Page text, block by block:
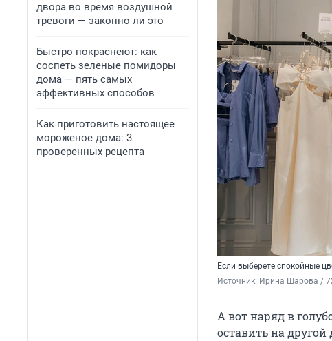
двора во время воздушной
тревоги — законно ли это
Быстро покраснеют: как
соспеть зеленые помидоры
дома — пять самых
эффективных способов
Как приготовить настоящее
мороженое дома: 3
проверенных рецепта
Если выберете спокойные
Источник: Ирина Шарова /
А вот наряд в
оставить на